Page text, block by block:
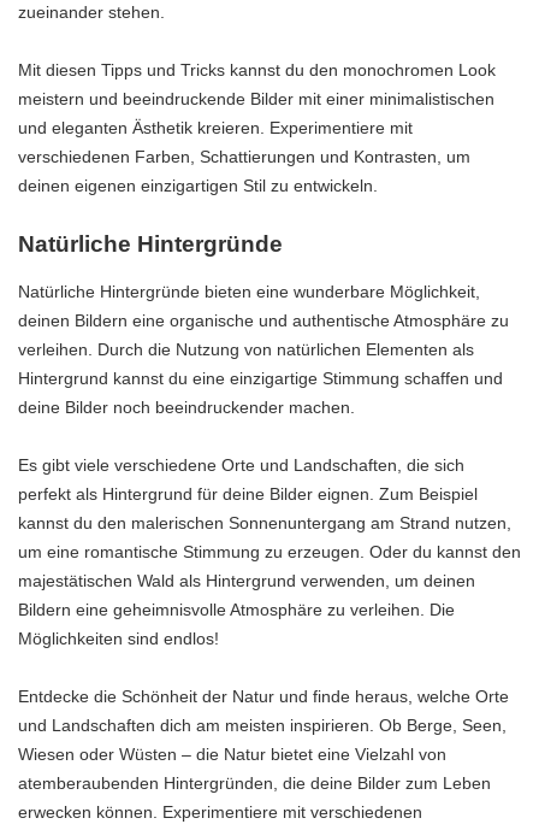
zueinander stehen.
Mit diesen Tipps und Tricks kannst du den monochromen Look
meistern und beeindruckende Bilder mit einer minimalistischen
und eleganten Ästhetik kreieren. Experimentiere mit
verschiedenen Farben, Schattierungen und Kontrasten, um
deinen eigenen einzigartigen Stil zu entwickeln.
Natürliche Hintergründe
Natürliche Hintergründe bieten eine wunderbare Möglichkeit,
deinen Bildern eine organische und authentische Atmosphäre zu
verleihen. Durch die Nutzung von natürlichen Elementen als
Hintergrund kannst du eine einzigartige Stimmung schaffen und
deine Bilder noch beeindruckender machen.
Es gibt viele verschiedene Orte und Landschaften, die sich
perfekt als Hintergrund für deine Bilder eignen. Zum Beispiel
kannst du den malerischen Sonnenuntergang am Strand nutzen,
um eine romantische Stimmung zu erzeugen. Oder du kannst den
majestätischen Wald als Hintergrund verwenden, um deinen
Bildern eine geheimnisvolle Atmosphäre zu verleihen. Die
Möglichkeiten sind endlos!
Entdecke die Schönheit der Natur und finde heraus, welche Orte
und Landschaften dich am meisten inspirieren. Ob Berge, Seen,
Wiesen oder Wüsten – die Natur bietet eine Vielzahl von
atemberaubenden Hintergründen, die deine Bilder zum Leben
erwecken können. Experimentiere mit verschiedenen